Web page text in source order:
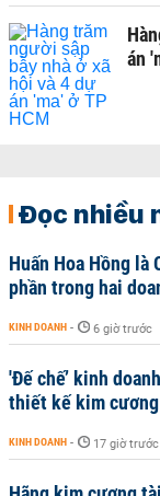
án
Đọc nhiều
Huấn Hoa Hồng là
phần trong hai
KINH DOANH - 6 giờ trước
'Đế chế’ kinh
thiết kế kim
KINH DOANH - 17 giờ trước